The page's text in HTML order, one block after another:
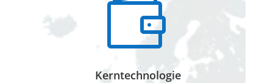

Kerntechnologie